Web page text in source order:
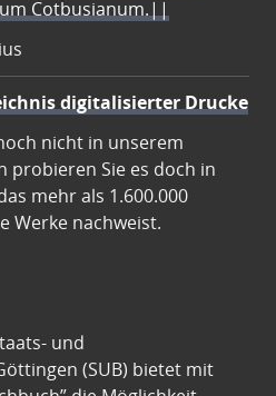
Cotbusianum.||
digitalisierter Drucke
nicht in unserem
probieren Sie es doch in
mehr als 1.600.000
Werke nachweist.
und
(SUB) bietet mit